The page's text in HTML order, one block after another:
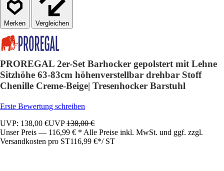
Vergleichen
PROREGAL 2er-Set Barhocker gepolstert mit Lehne
Sitzhöhe 63-83cm höhenverstellbar drehbar Stoff
Chenille Creme-Beige| Tresenhocker Barstuhl
Erste Bewertung schreiben
UVP: 138,00 €UVP138,00 €
Unser Preis — 116,99 € * Alle Preise inkl. MwSt. und ggf. zzgl.
Versandkosten pro ST116,99 €*/ ST